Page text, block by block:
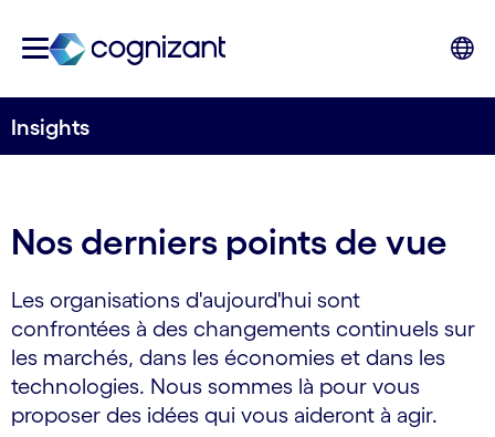
Insights
Nos derniers points de vue
Les organisations d'aujourd'hui sont
confrontées à des changements continuels sur
les marchés, dans les économies et dans les
technologies. Nous sommes là pour vous
proposer des idées qui vous aideront à agir.